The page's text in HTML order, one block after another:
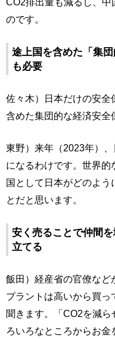
のです。
途上国を含めた「集
も必要
佐々木）日本だけの安全
含めた集団的な経済安全
東野）来年（2023年）
になるわけです。世界
国として日本がどのよう
とだと思います。
安く売ることで仲間
立てる
飯田）経産省の官僚など
プラントは高いから買
聞きます。「CO2を減
ろいろなところからお